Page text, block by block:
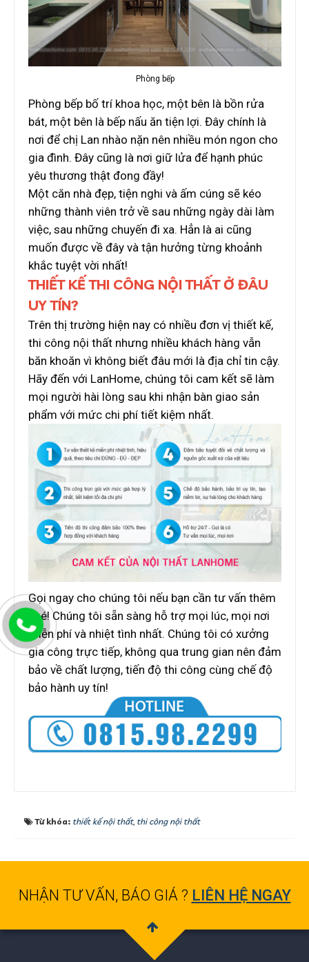
Phòng bếp
Phòng bếp bố trí khoa học, một bên là bồn rửa
bát, một bên là bếp nấu ăn tiện lợi. Đây chính là
nơi để chị Lan nhào nặn nên nhiều món ngon cho
gia đình. Đây cũng là nơi giữ lửa để hạnh phúc
yêu thương thật đong đầy!
Một căn nhà đẹp, tiện nghi và ấm cúng sẽ kéo
những thành viên trở về sau những ngày dài làm
việc, sau những chuyến đi xa. Hẳn là ai cũng
muốn được về đây và tận hưởng từng khoảnh
khắc tuyệt vời nhất!
THIẾT KẾ THI CÔNG NỘI THẤT Ở ĐÂU
UY TÍN?
Trên thị trường hiện nay có nhiều đơn vị thiết kế,
thi công nội thất nhưng nhiều khách hàng vẫn
băn khoăn vì không biết đâu mới là địa chỉ tin cậy.
Hãy đến với LanHome, chúng tôi cam kết sẽ làm
mọi người hài lòng sau khi nhận bàn giao sản
phẩm với mức chi phí tiết kiệm nhất.
Gọi ngay cho chúng tôi nếu bạn cần tư vấn thêm
nhé! Chúng tôi sẵn sàng hỗ trợ mọi lúc, mọi nơi
miễn phí và nhiệt tình nhất. Chúng tôi có xưởng
gia công trực tiếp, không qua trung gian nên đảm
bảo về chất lượng, tiến độ thi công cùng chế độ
bảo hành uy tín!
Từ khóa: thiết kế nội thất, thi công nội thất
NHẬN TƯ VẤN, BÁO GIÁ ? LIÊN HỆ NGAY